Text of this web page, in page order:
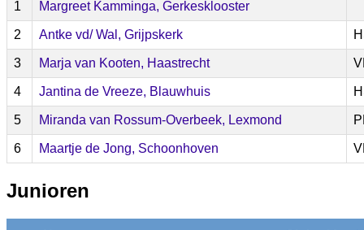
1 Margreet Kamminga, Gerkesklooster
2 Antke vd/ Wal, Grijpskerk
3 Marja van Kooten, Haastrecht
4 Jantina de Vreeze, Blauwhuis
5 Miranda van Rossum-Overbeek, Lexmond
6 Maartje de Jong, Schoonhoven
Junioren